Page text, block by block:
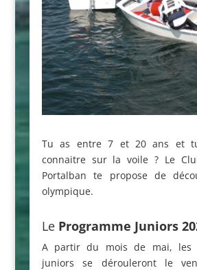
Tu as entre 7 et 20 ans et
connaitre sur la voile ? Le
Portalban te propose de
olympique.
Le Programme Juniors
A partir du mois de mai, les
juniors se dérouleront le